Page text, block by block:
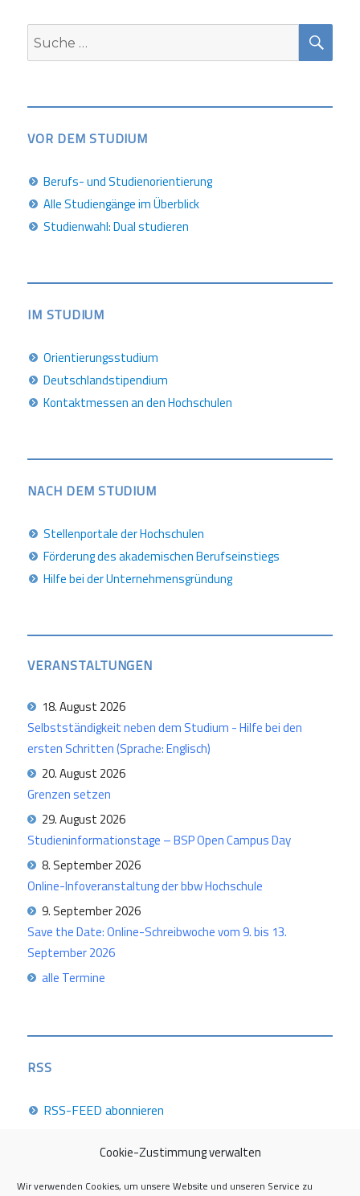
Cookie-Zustimmung verwalten
Wir verwenden Cookies, um unsere Website und unseren Service zu
Suche
nach:
VOR DEM STUDIUM
Berufs- und Studienorientierung
Alle Studiengänge im Überblick
Studienwahl: Dual studieren
IM STUDIUM
Orientierungsstudium
Deutschlandstipendium
Kontaktmessen an den Hochschulen
NACH DEM STUDIUM
Stellenportale der Hochschulen
Förderung des akademischen Berufseinstiegs
Hilfe bei der Unternehmensgründung
VERANSTALTUNGEN
18. August 2026
Selbstständigkeit neben dem Studium - Hilfe bei den
ersten Schritten (Sprache: Englisch)
20. August 2026
Grenzen setzen
29. August 2026
Studieninformationstage – BSP Open Campus Day
8. September 2026
Online-Infoveranstaltung der bbw Hochschule
9. September 2026
Save the Date: Online-Schreibwoche vom 9. bis 13.
September 2026
alle Termine
RSS
RSS-FEED abonnieren
Career Week 2026